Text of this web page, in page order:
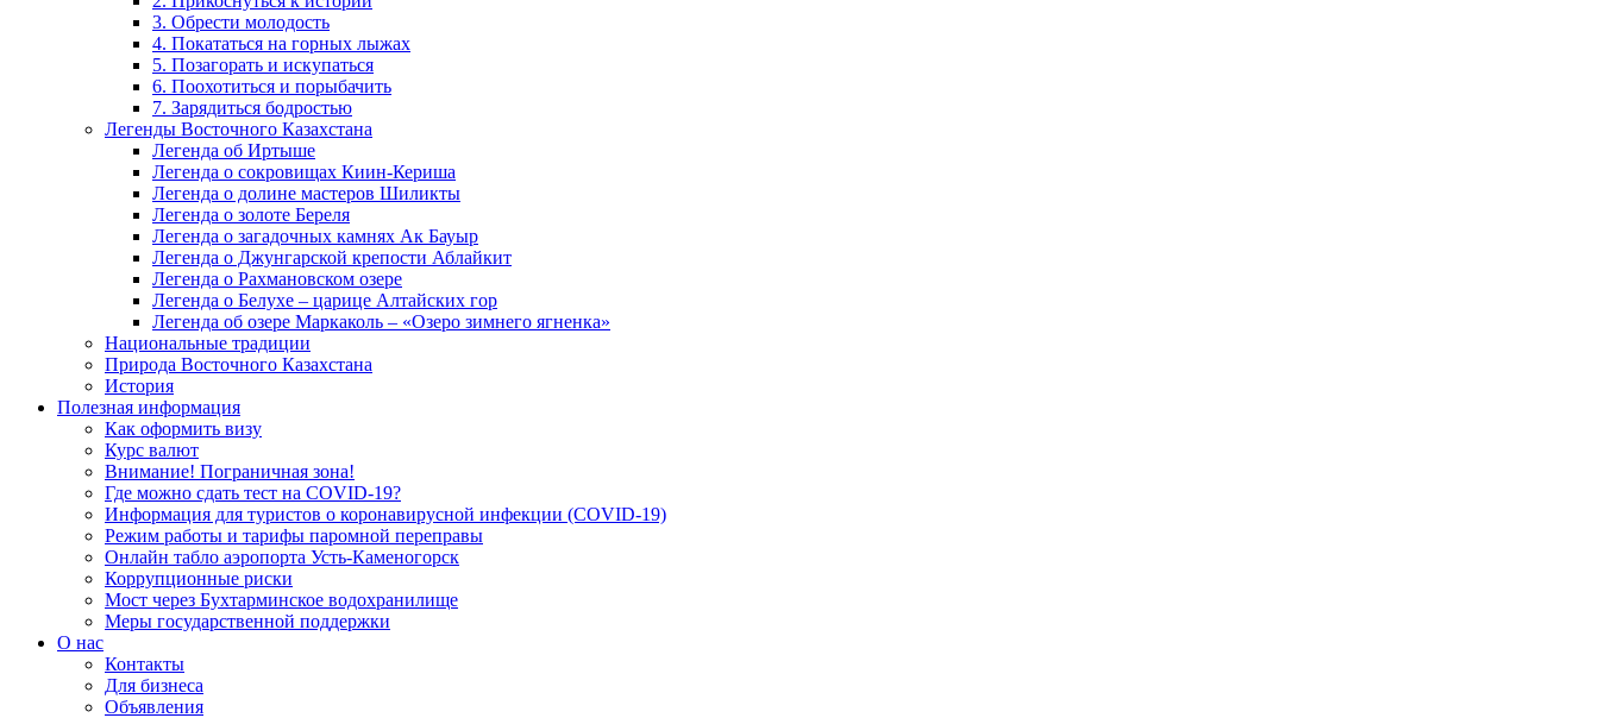
3. Обрести молодость
4. Покататься на горных лыжах
5. Позагорать и искупаться
6. Поохотиться и порыбачить
7. Зарядиться бодростью
Легенды Восточного Казахстана
Легенда об Иртыше
Легенда о сокровищах Киин-Кериша
Легенда о долине мастеров Шиликты
Легенда о золоте Береля
Легенда о загадочных камнях Ак Бауыр
Легенда о Джунгарской крепости Аблайкит
Легенда о Рахмановском озере
Легенда о Белухе – царице Алтайских гор
Легенда об озере Маркаколь – «Озеро зимнего ягненка»
Национальные традиции
Природа Восточного Казахстана
История
Полезная информация
Как оформить визу
Курс валют
Внимание! Пограничная зона!
Где можно сдать тест на COVID-19?
Информация для туристов о коронавирусной инфекции (COVID-19)
Режим работы и тарифы паромной переправы
Онлайн табло аэропорта Усть-Каменогорск
Коррупционные риски
Мост через Бухтарминское водохранилище
Меры государственной поддержки
О нас
Контакты
Для бизнеса
Объявления